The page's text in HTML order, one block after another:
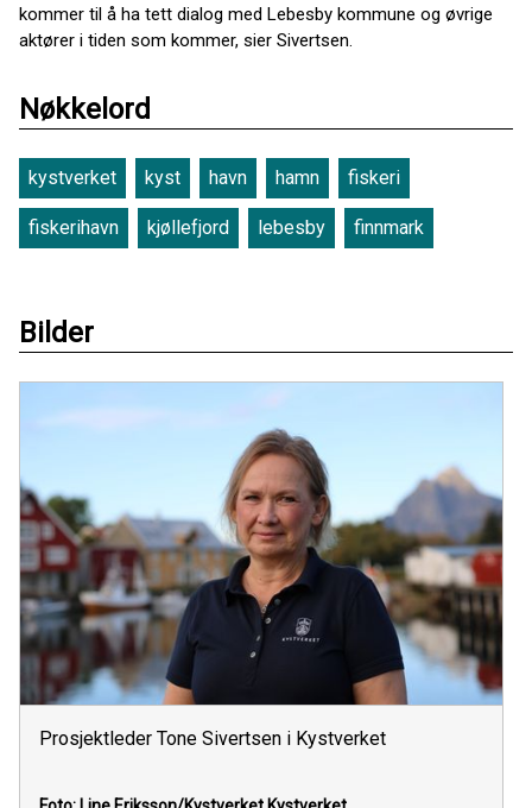
kommer til å ha tett dialog med Lebesby kommune og øvrige
aktører i tiden som kommer, sier Sivertsen.
Nøkkelord
kystverket kyst havn hamn fiskeri
fiskerihavn kjøllefjord lebesby finnmark
Bilder
Prosjektleder Tone Sivertsen i Kystverket